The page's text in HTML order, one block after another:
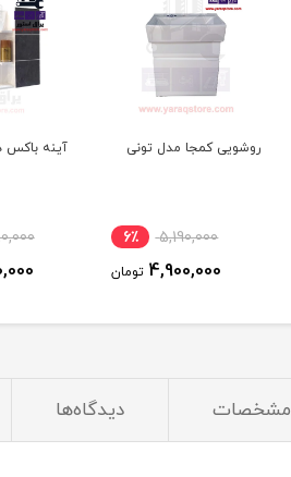
روشویی کمجا مدل تونی
5,190,000 6٪
4,900,000 تومان
آینه
مشخصات دیدگاه‌ها